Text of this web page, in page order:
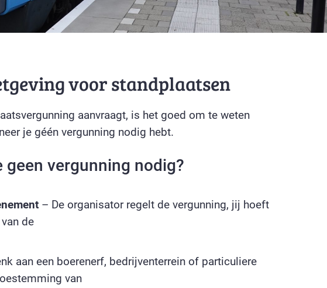
voor standplaatsen
aanvraagt, is het goed om te weten
je géén vergunning nodig hebt.
geen vergunning nodig?
– De organisator regelt de vergunning, jij hoeft
de
aan een boerenerf, bedrijventerrein of particuliere
van